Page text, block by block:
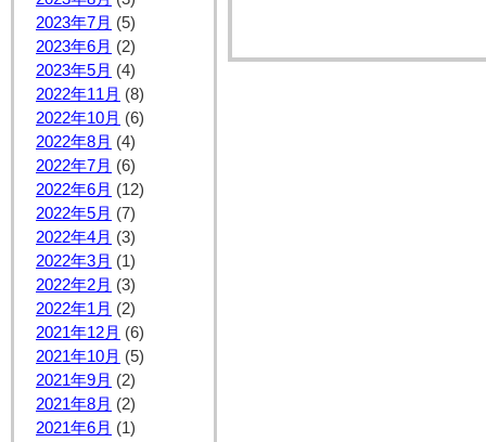
2023年7月 (5)
2023年6月 (2)
2023年5月 (4)
2022年11月 (8)
2022年10月 (6)
2022年8月 (4)
2022年7月 (6)
2022年6月 (12)
2022年5月 (7)
2022年4月 (3)
2022年3月 (1)
2022年2月 (3)
2022年1月 (2)
2021年12月 (6)
2021年10月 (5)
2021年9月 (2)
2021年8月 (2)
2021年6月 (1)